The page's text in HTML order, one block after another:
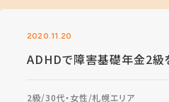
2020.11.20
ADHDで障害基礎年金2級
2級 30代・女性 札幌エリア